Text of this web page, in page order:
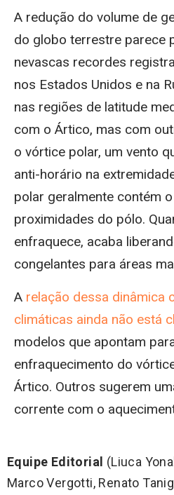
A redução do volume de
do globo terrestre parece
nevascas recordes
nos Estados Unidos e na
nas regiões de latitude
com o Ártico, mas com
o vórtice polar, um vento
anti-horário na
polar geralmente contém
proximidades do pólo.
enfraquece, acaba
congelantes para áreas
A relação dessa dinâmica
climáticas ainda não está
modelos que apontam
enfraquecimento do
Ártico. Outros sugerem
corrente com o
Equipe Editorial (Liuca
Marco Vergotti, Renato